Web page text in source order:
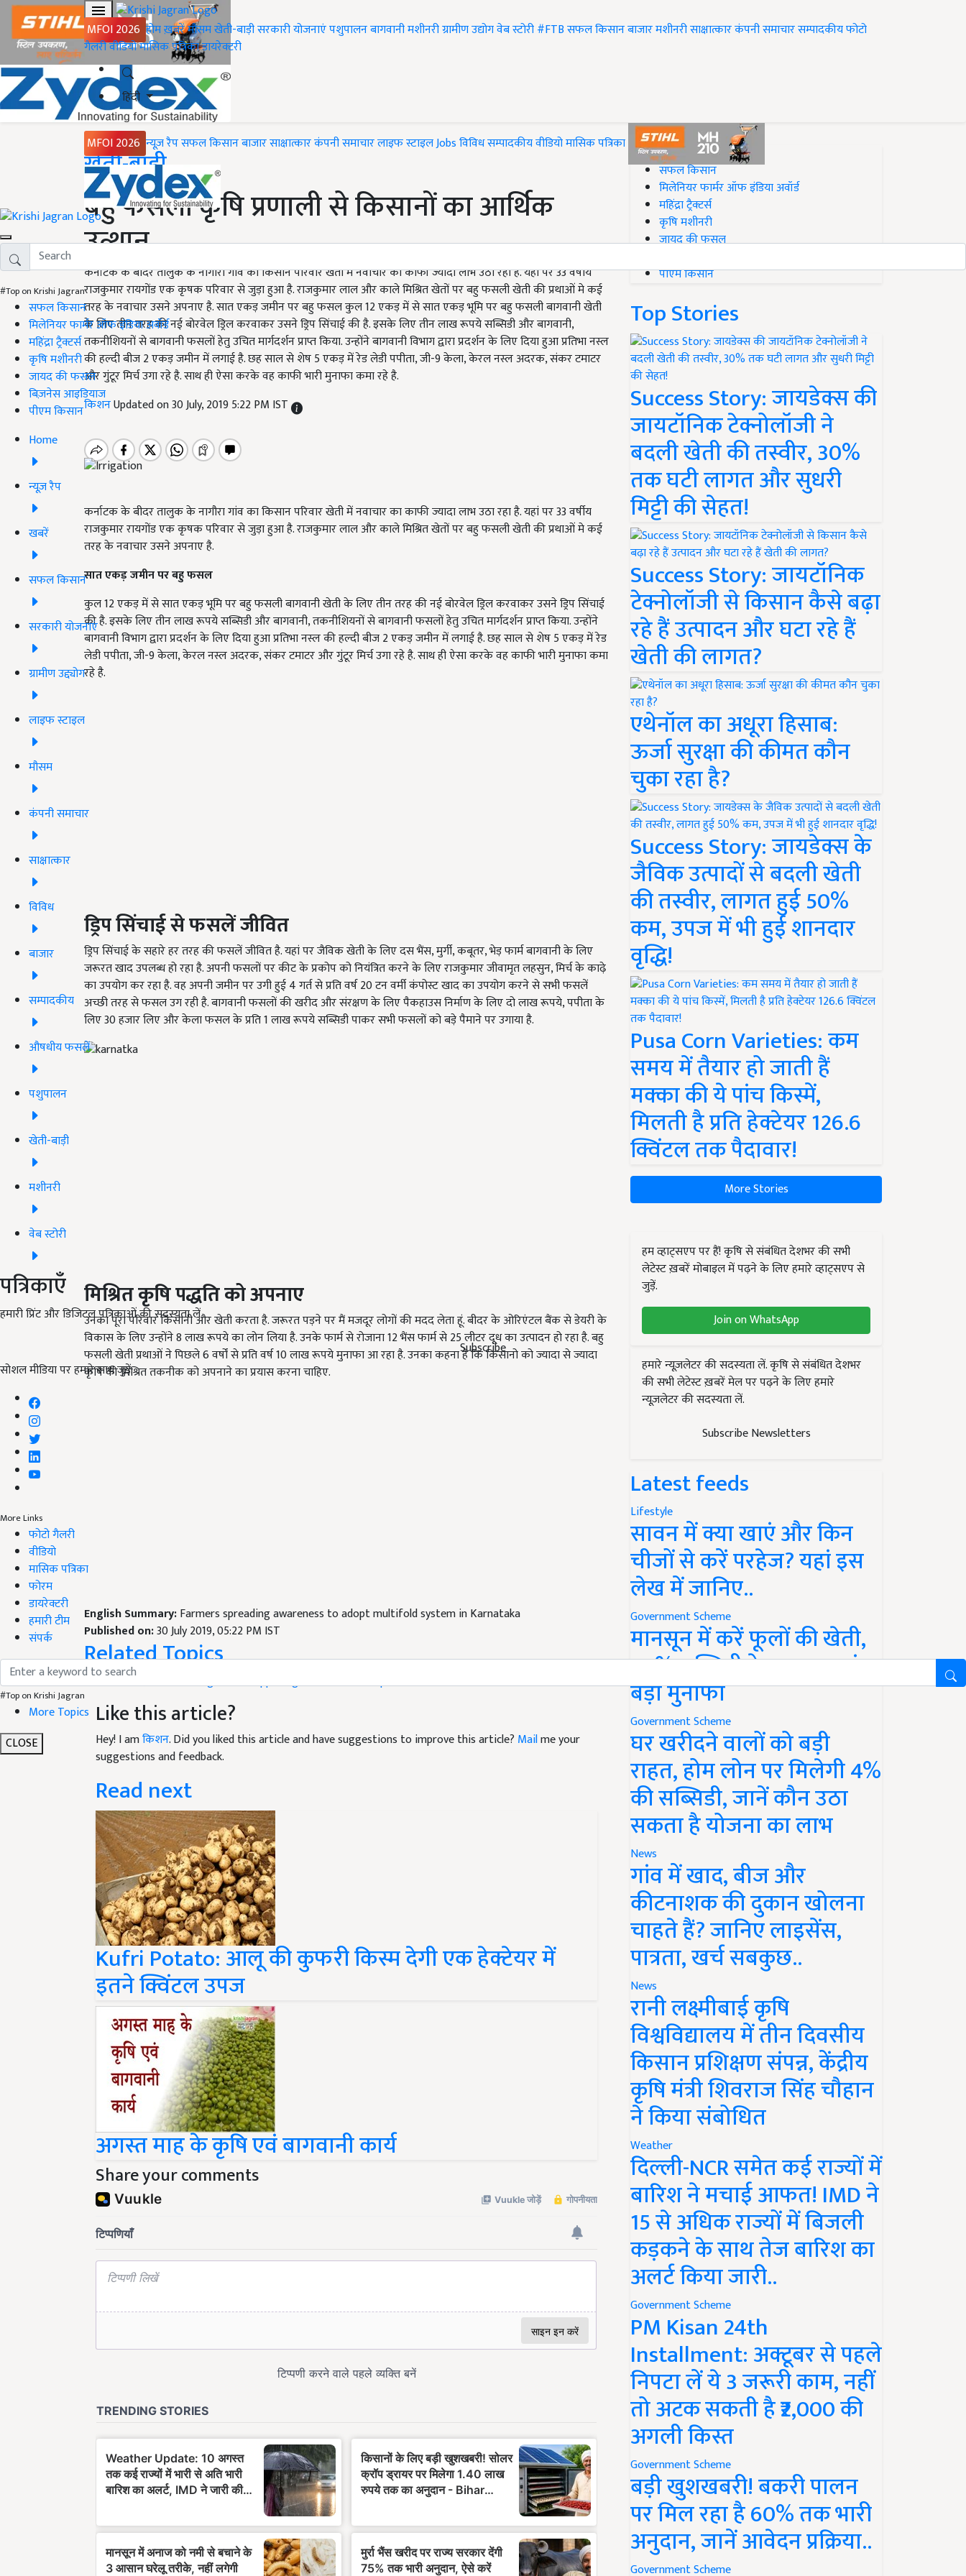
MFOI 2026 होमख़बरेंमौसमखेती-बाड़ीसरकारी योजनाएंपशुपालनबागवानीमशीनरीग्रामीण उद्योगवेब स्टोरी#FTBसफल किसानबाजारमशीनरीसाक्षात्कारकंपनी समाचारसम्पादकीयफोटो
गैलरीवीडियोमासिक पत्रिकाडायरेक्टरी
हिंदी
MFOI 2026 न्यूज़ रैपसफल किसानबाजारसाक्षात्कारकंपनी समाचारलाइफ स्टाइलJobsविविधसम्पादकीयवीडियोमासिक पत्रिका
#Top on Krishi Jagran
सफल किसान
मिलेनियर फार्मर ऑफ इंडिया अवॉर्ड
महिंद्रा ट्रैक्टर्स
कृषि मशीनरी
जायद की फसल
बिज़नेस आइडियाज
पीएम किसान
Home
न्यूज़ रैप
खबरें
सफल किसान
सरकारी योजनाएं
ग्रामीण उद्द्योग
लाइफ स्टाइल
मौसम
कंपनी समाचार
साक्षात्कार
विविध
बाजार
सम्पादकीय
औषधीय फसलें
पशुपालन
खेती-बाड़ी
मशीनरी
वेब स्टोरी
पत्रिकाएँ
हमारी प्रिंट और डिजिटल पत्रिकाओं की सदस्यता लें
Subscribe
सोशल मीडिया पर हमारे साथ जुड़ें:
More Links
फोटो गैलरी
वीडियो
मासिक पत्रिका
फोरम
डायरेक्टरी
हमारी टीम
संपर्क
#Top on Krishi Jagran
More Topics
CLOSE
Home
खेती-बाड़ी
बहु फसली कृषि प्रणाली से किसानों का आर्थिक
उत्थान
कर्नाटक के बीदर तालुक के नागौरा गांव का किसान परिवार खेती में नवाचार का काफी ज्यादा लाभ उठा रहा है. यहां पर 33 वर्षीय
राजकुमार रायगोंड एक कृषक परिवार से जुड़ा हुआ है. राजकुमार लाल और काले मिश्रित खेतों पर बहु फसली खेती की प्रथाओं मे कई
तरह के नवाचार उसने अपनाए है. सात एकड़ जमीन पर बहु फसल कुल 12 एकड़ में से सात एकड़ भूमि पर बहु फसली बागवानी खेती
के लिए तीन तरह की नई बोरवेल ड्रिल करवाकर उसने ड्रिप सिंचाई की है. इसके लिए तीन लाख रूपये सब्सिडी और बागवानी,
तकनीशियनों से बागवानी फसलों हेतु उचित मार्गदर्शन प्राप्त किया. उन्होंने बागवानी विभाग द्वारा प्रदर्शन के लिए दिया हुआ प्रतिभा नस्ल
की हल्दी बीज 2 एकड़ जमीन में लगाई है. छह साल से शेष 5 एकड़ में रेड लेडी पपीता, जी-9 केला, केरल नस्ल अदरक, संकर टमाटर
और गुंटूर मिर्च उगा रहे है. साथ ही ऐसा करके वह काफी भारी मुनाफा कमा रहे है.
किशनUpdated on 30 July, 2019 5:22 PM IST
कर्नाटक के बीदर तालुक के नागौरा गांव का किसान परिवार खेती में नवाचार का काफी ज्यादा लाभ उठा रहा है. यहां पर 33 वर्षीय
राजकुमार रायगोंड एक कृषक परिवार से जुड़ा हुआ है. राजकुमार लाल और काले मिश्रित खेतों पर बहु फसली खेती की प्रथाओं मे कई
तरह के नवाचार उसने अपनाए है.
सात एकड़ जमीन पर बहु फसल
कुल 12 एकड़ में से सात एकड़ भूमि पर बहु फसली बागवानी खेती के लिए तीन तरह की नई बोरवेल ड्रिल करवाकर उसने ड्रिप सिंचाई
की है. इसके लिए तीन लाख रूपये सब्सिडी और बागवानी, तकनीशियनों से बागवानी फसलों हेतु उचित मार्गदर्शन प्राप्त किया. उन्होंने
बागवानी विभाग द्वारा प्रदर्शन के लिए दिया हुआ प्रतिभा नस्ल की हल्दी बीज 2 एकड़ जमीन में लगाई है. छह साल से शेष 5 एकड़ में रेड
लेडी पपीता, जी-9 केला, केरल नस्ल अदरक, संकर टमाटर और गुंटूर मिर्च उगा रहे है. साथ ही ऐसा करके वह काफी भारी मुनाफा कमा
रहे है.
ड्रिप सिंचाई से फसलें जीवित
ड्रिप सिंचाई के सहारे हर तरह की फसलें जीवित है. यहां पर जैविक खेती के लिए दस भैंस, मुर्गी, कबूतर, भेड़ फार्म बागवानी के लिए
जरूरत खाद उपलब्ध हो रहा है. अपनी फसलों पर कीट के प्रकोप को नियंत्रित करने के लिए राजकुमार जीवामृत लहसुन, मिर्च के काढ़े
का उपयोग कर रहा है. वह अपनी जमीन पर उगी हुई 4 गर्त से प्रति वर्ष 20 टन वर्मी कंपोस्ट खाद का उपयोग करने से सभी फसलें
अच्छी तरह से फसल उग रही है. बागवानी फसलों की खरीद और संरक्षण के लिए पैकहाउस निर्माण के लिए दो लाख रूपये, पपीता के
लिए 30 हजार लिए और केला फसल के प्रति 1 लाख रूपये सब्सिडी पाकर सभी फसलों को बड़े पैमाने पर उगाया है.
मिश्रित कृषि पद्धति को अपनाए
उनका पूरा परिवार किसानी और खेती करता है. जरूरत पड़ने पर मैं मजदूर लोगों की मदद लेता हूं. बीदर के ओरिएंटल बैंक से डेयरी के
विकास के लिए उन्होंने 8 लाख रूपये का लोन लिया है. उनके फार्म से रोजाना 12 भैंस फार्म से 25 लीटर दूध का उत्पादन हो रहा है. बहु
फसली खेती प्रथाओं ने पिछले 6 वर्षों से प्रति वर्ष 10 लाख रूपये मुनाफा आ रहा है. उनका कहना है कि किसानो को ज्यादा से ज्यादा
कृषि की मिश्रित तकनीक को अपनाने का प्रयास करना चाहिए.
English Summary:Farmers spreading awareness to adopt multifold system in Karnataka
Published on:30 July 2019, 05:22 PM IST
Related Topics
KarnatataBeedar farmingMulti cropped agricultremulti crop cultivation
Like this article?
Hey! I amकिशन. Did you liked this article and have suggestions to improve this article? Mailme your
suggestions and feedback.
Read next
Kufri Potato: आलू की कुफरी किस्म देगी एक हेक्टेयर में
इतने क्विंटल उपज
अगस्त माह के कृषि एवं बागवानी कार्य
Share your comments
#Top on Krishi Jagran
सफल किसान
मिलेनियर फार्मर ऑफ इंडिया अवॉर्ड
महिंद्रा ट्रैक्टर्स
कृषि मशीनरी
जायद की फसल
पीएम किसान
Top Stories
Success Story: जायडेक्स की
जायटॉनिक टेक्नोलॉजी ने
बदली खेती की तस्वीर, 30%
तक घटी लागत और सुधरी
मिट्टी की सेहत!
Success Story: जायटॉनिक
टेक्नोलॉजी से किसान कैसे बढ़ा
रहे हैं उत्पादन और घटा रहे हैं
खेती की लागत?
एथेनॉल का अधूरा हिसाब:
ऊर्जा सुरक्षा की कीमत कौन
चुका रहा है?
Success Story: जायडेक्स के
जैविक उत्पादों से बदली खेती
की तस्वीर, लागत हुई 50%
कम, उपज में भी हुई शानदार
वृद्धि!
Pusa Corn Varieties: कम
समय में तैयार हो जाती हैं
मक्का की ये पांच किस्में,
मिलती है प्रति हेक्टेयर 126.6
क्विंटल तक पैदावार!
More Stories
हम व्हाट्सएप पर हैं! कृषि से संबंधित देशभर की सभी
लेटेस्ट ख़बरें मोबाइल में पढ़ने के लिए हमारे व्हाट्सएप से
जुड़ें.
Join on WhatsApp
हमारे न्यूज़लेटर की सदस्यता लें. कृषि से संबंधित देशभर
की सभी लेटेस्ट ख़बरें मेल पर पढ़ने के लिए हमारे
न्यूज़लेटर की सदस्यता लें.
Subscribe Newsletters
Latest feeds
Lifestyle
सावन में क्या खाएं और किन
चीजों से करें परहेज? यहां इस
लेख में जानिए..
Government Scheme
मानसून में करें फूलों की खेती,
50% सब्सिडी के साथ कमाएं
बड़ा मुनाफा
Government Scheme
घर खरीदने वालों को बड़ी
राहत, होम लोन पर मिलेगी 4%
की सब्सिडी, जानें कौन उठा
सकता है योजना का लाभ
News
गांव में खाद, बीज और
कीटनाशक की दुकान खोलना
चाहते हैं? जानिए लाइसेंस,
पात्रता, खर्च सबकुछ..
News
रानी लक्ष्मीबाई कृषि
विश्वविद्यालय में तीन दिवसीय
किसान प्रशिक्षण संपन्न, केंद्रीय
कृषि मंत्री शिवराज सिंह चौहान
ने किया संबोधित
Weather
दिल्ली-NCR समेत कई राज्यों में
बारिश ने मचाई आफत! IMD ने
15 से अधिक राज्यों में बिजली
कड़कने के साथ तेज बारिश का
अलर्ट किया जारी..
Government Scheme
PM Kisan 24th
Installment: अक्टूबर से पहले
निपटा लें ये 3 जरूरी काम, नहीं
तो अटक सकती है ₹2,000 की
अगली किस्त
Government Scheme
बड़ी खुशखबरी! बकरी पालन
पर मिल रहा है 60% तक भारी
अनुदान, जानें आवेदन प्रक्रिया..
Government Scheme